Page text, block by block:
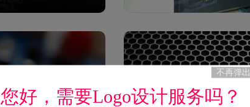
不再弹出
您好，需要Logo设计服务吗？